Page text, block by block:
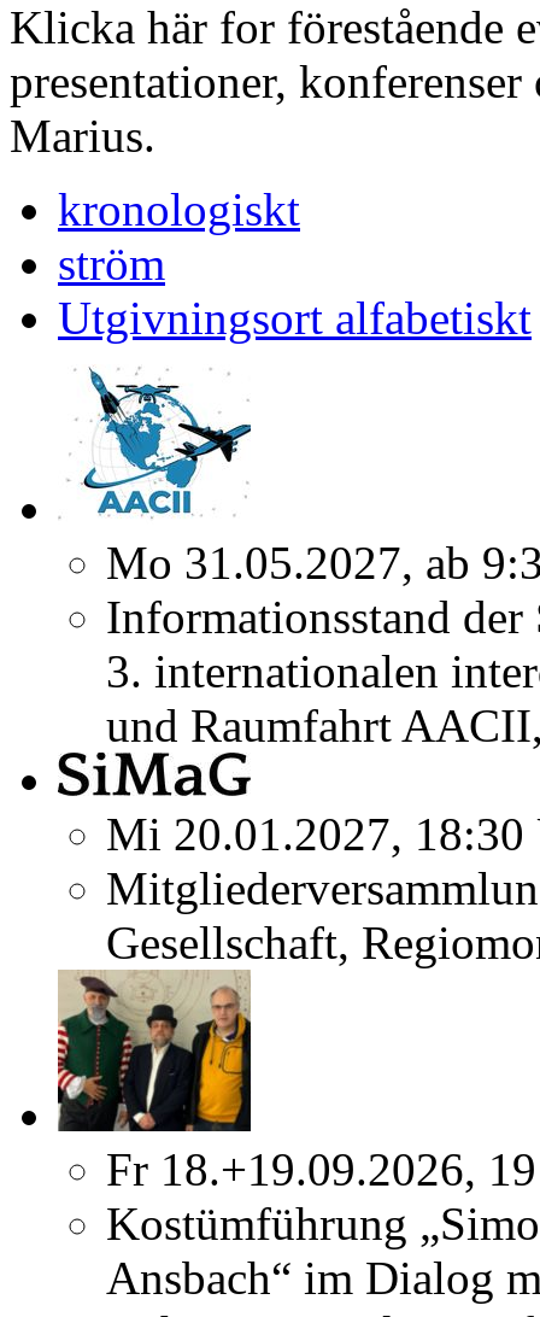
Klicka här for förestående
presentationer,
Marius.
kronologiskt
ström
Utgivningsort alfabetiskt
Mo 31.05.2027, ab
Informationsstand
3. internationalen
und Raumfahrt
Mi 20.01.2027, 18:30
Gesellschaft,
Fr 18.+19.09.2026,
Kostümführung
Ansbach“ im Dialog